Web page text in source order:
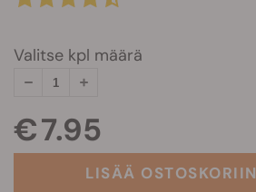
Valitse kpl määrä
€ 7.95
LISÄÄ OSTOSKORIIN